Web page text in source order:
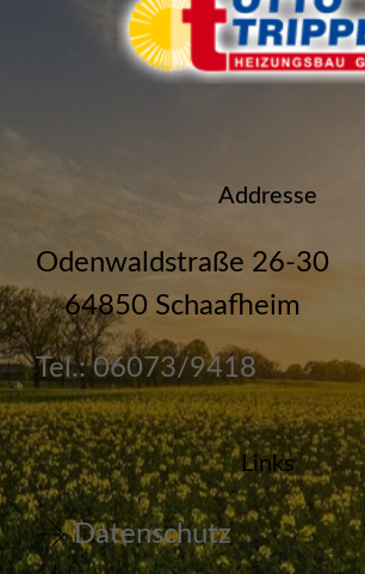
Addresse
Odenwaldstraße 26-30
64850 Schaafheim
Tel.: 06073/9418
Links
Datenschutz